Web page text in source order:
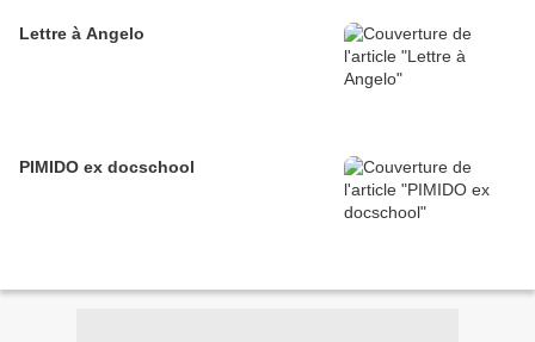
Lettre à Angelo
PIMIDO ex docschool